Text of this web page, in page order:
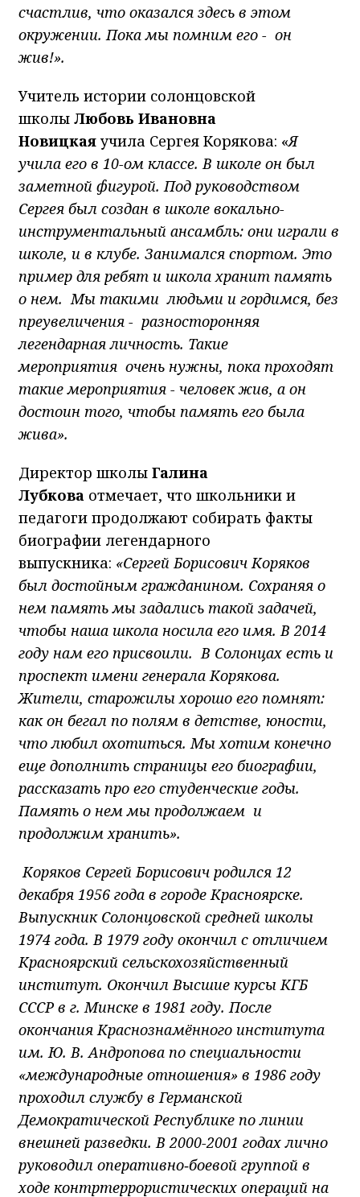
счастлив, что оказался здесь в этом
окружении. Пока мы помним его - он
жив!».
Учитель истории солонцовской
школы Любовь Ивановна
Новицкаяучила Сергея Корякова: «Я
учила его в 10-ом классе. В школе он был
заметной фигурой. Под руководством
Сергея был создан в школе вокально-
инструментальный ансамбль: они играли в
школе, и в клубе. Занимался спортом. Это
пример для ребят и школа хранит память
о нем. Мы такими людьми и гордимся, без
преувеличения - разносторонняя
легендарная личность. Такие
мероприятия очень нужны, пока проходят
такие мероприятия - человек жив, а он
достоин того, чтобы память его была
жива».
Директор школы Галина
Лубкова отмечает, что школьники и
педагоги продолжают собирать факты
биографии легендарного
выпускника: «Сергей Борисович Коряков
был достойным гражданином. Сохраняя о
нем память мы задались такой задачей,
чтобы наша школа носила его имя. В 2014
году нам его присвоили. В Солонцах есть и
проспект имени генерала Корякова.
Жители, старожилы хорошо его помнят:
как он бегал по полям в детстве, юности,
что любил охотиться. Мы хотим конечно
еще дополнить страницы его биографии,
рассказать про его студенческие годы.
Память о нем мы продолжаем и
продолжим хранить».
Коряков Сергей Борисович родился 12
декабря 1956 года в городе Красноярске.
Выпускник Солонцовской средней школы
1974 года. В 1979 году окончил с отличием
Красноярский сельскохозяйственный
институт. Окончил Высшие курсы КГБ
СССР в г. Минске в 1981 году. После
окончания Краснознамённого института
им. Ю. В. Андропова по специальности
«международные отношения» в 1986 году
проходил службу в Германской
Демократической Республике по линии
внешней разведки. В 2000-2001 годах лично
руководил оперативно‑боевой группой в
ходе контртеррористических операций на